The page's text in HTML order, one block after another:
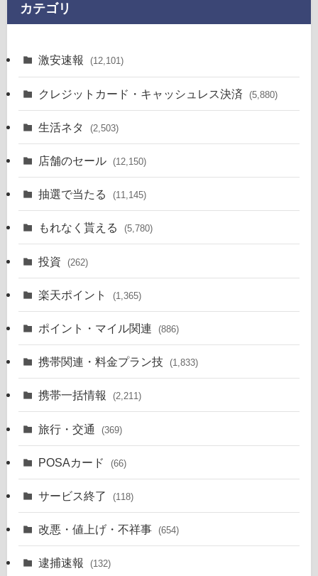
カテゴリ
激安速報 (12,101)
クレジットカード・キャッシュレス決済 (5,880)
生活ネタ (2,503)
店舗のセール (12,150)
抽選で当たる (11,145)
もれなく貰える (5,780)
投資 (262)
楽天ポイント (1,365)
ポイント・マイル関連 (886)
携帯関連・料金プラン技 (1,833)
携帯一括情報 (2,211)
旅行・交通 (369)
POSAカード (66)
サービス終了 (118)
改悪・値上げ・不祥事 (654)
逮捕速報 (132)